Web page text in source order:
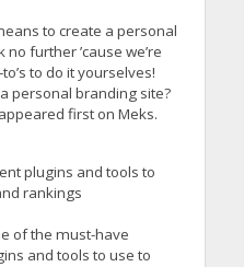
to create a personal
further ’cause we’re
to do it yourselves!
personal branding site?
first on Meks.
plugins and tools to
rankings
of the must-have
and tools to use to